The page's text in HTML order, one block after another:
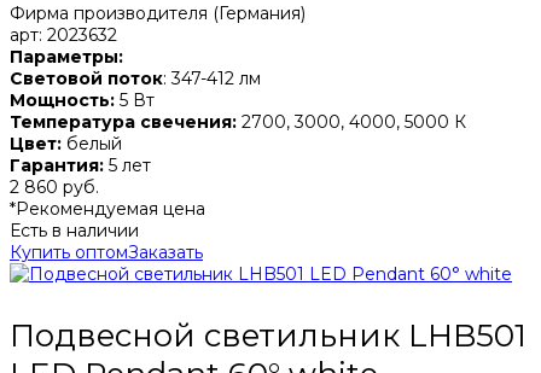
Фирма производителя (Германия)
арт: 2023632
Параметры:
Световой поток: 347-412 лм
Мощность: 5 Вт
Температура свечения: 2700, 3000, 4000, 5000 К
Цвет: белый
Гарантия: 5 лет
2 860 руб.
*Рекомендуемая цена
Есть в наличии
Купить оптомЗаказать
Подвесной светильник LHB501